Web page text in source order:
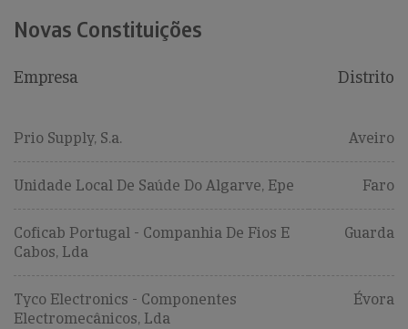
Novas Constituições
Empresa Distrito
Prio Supply, S.a. Aveiro
Unidade Local De Saúde Do Algarve, Epe Faro
Coficab Portugal - Companhia De Fios E
Cabos, Lda
Guarda
Tyco Electronics - Componentes
Electromecânicos, Lda
Évora